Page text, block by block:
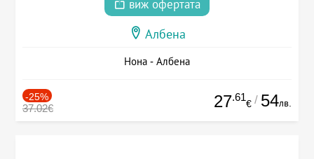
виж офертата
Албена
Нона - Албена
-25%
37.02€ 27.61
€ / 54лв.